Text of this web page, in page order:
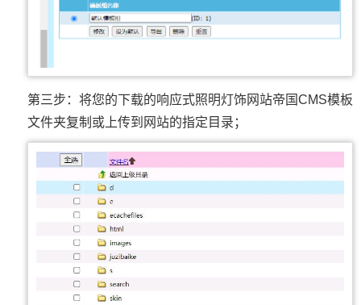
第三步：将您的下载的响应式照明灯饰网站帝国CMS模板
文件夹复制或上传到网站的指定目录；